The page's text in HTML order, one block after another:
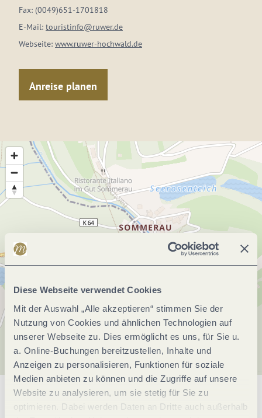
Diese Webseite verwendet Cookies
Mit der Auswahl „Alle akzeptieren“ stimmen Sie der
Nutzung von Cookies und ähnlichen Technologien auf
unserer Webseite zu. Dies ermöglicht es uns, für Sie u.
a. Online-Buchungen bereitzustellen, Inhalte und
Anzeigen zu personalisieren, Funktionen für soziale
Medien anbieten zu können und die Zugriffe auf unsere
Website zu analysieren, um sie stetig für Sie zu
optimieren. Dabei werden Daten an Dritte auch außerhalb
Fax: (0049)651-1701818
E-Mail: touristinfo@ruwer.de
Webseite: www.ruwer-hochwald.de
Anreise planen
Allgemeine Informationen